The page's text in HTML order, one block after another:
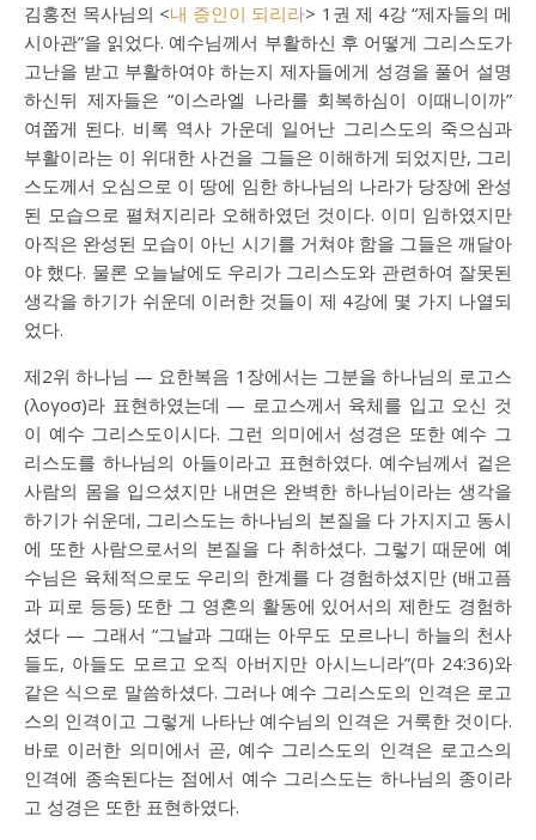
김홍전 목사님의 <내 증인이 되리라> 1권 제 4강 “제자들의 메
시아관”을 읽었다. 예수님께서 부활하신 후 어떻게 그리스도가
고난을 받고 부활하여야 하는지 제자들에게 성경을 풀어 설명
하신뒤 제자들은 “이스라엘 나라를 회복하심이 이때니이까”
여쭙게 된다. 비록 역사 가운데 일어난 그리스도의 죽으심과
부활이라는 이 위대한 사건을 그들은 이해하게 되었지만, 그리
스도께서 오심으로 이 땅에 임한 하나님의 나라가 당장에 완성
된 모습으로 펼쳐지리라 오해하였던 것이다. 이미 임하였지만
아직은 완성된 모습이 아닌 시기를 거쳐야 함을 그들은 깨달아
야 했다. 물론 오늘날에도 우리가 그리스도와 관련하여 잘못된
생각을 하기가 쉬운데 이러한 것들이 제 4강에 몇 가지 나열되
었다.
제2위 하나님 — 요한복음 1장에서는 그분을 하나님의 로고스
(λογοσ)라 표현하였는데 — 로고스께서 육체를 입고 오신 것
이 예수 그리스도이시다. 그런 의미에서 성경은 또한 예수 그
리스도를 하나님의 아들이라고 표현하였다. 예수님께서 겉은
사람의 몸을 입으셨지만 내면은 완벽한 하나님이라는 생각을
하기가 쉬운데, 그리스도는 하나님의 본질을 다 가지지고 동시
에 또한 사람으로서의 본질을 다 취하셨다. 그렇기 때문에 예
수님은 육체적으로도 우리의 한계를 다 경험하셨지만 (배고픔
과 피로 등등) 또한 그 영혼의 활동에 있어서의 제한도 경험하
셨다 — 그래서 “그날과 그때는 아무도 모르나니 하늘의 천사
들도, 아들도 모르고 오직 아버지만 아시느니라”(마 24:36)와
같은 식으로 말씀하셨다. 그러나 예수 그리스도의 인격은 로고
스의 인격이고 그렇게 나타난 예수님의 인격은 거룩한 것이다.
바로 이러한 의미에서 곧, 예수 그리스도의 인격은 로고스의
인격에 종속된다는 점에서 예수 그리스도는 하나님의 종이라
고 성경은 또한 표현하였다.